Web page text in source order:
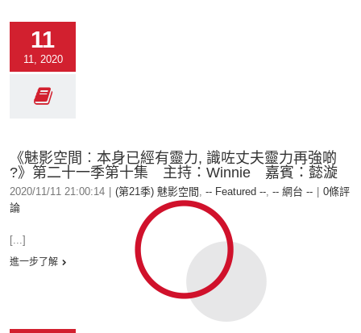
11
11, 2020
《魅影空間︰本身已經有靈力, 識咗丈夫靈力再強啲
?》第二十一季第十集 主持：Winnie 嘉賓：懿漩
2020/11/11 21:00:14 (第21季) 魅影空間 , -- Featured --, -- 網台 --
0條評
論
[...]
進一步了解